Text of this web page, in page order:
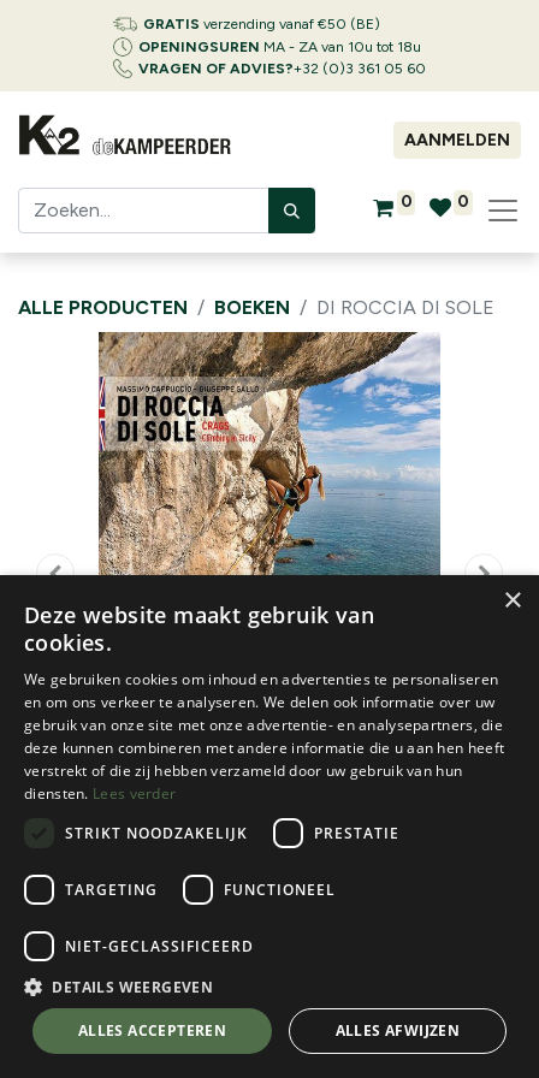
GRATIS verzending vanaf €50 (BE)
OPENINGSUREN MA - ZA van 10u tot 18u
VRAGEN OF ADVIES?+32 (0)3 361 05 60
AANMELDEN
0 0
ALLE PRODUCTEN BOEKEN DI ROCCIA DI SOLE
Cordee
Di Roccia Di Sole
€ 52,95
💬 Stel je vraag over dit product via WhatsApp
×
Deze website maakt gebruik van
cookies.
We gebruiken cookies om inhoud en advertenties te personaliseren
en om ons verkeer te analyseren. We delen ook informatie over uw
gebruik van onze site met onze advertentie- en analysepartners, die
deze kunnen combineren met andere informatie die u aan hen heeft
verstrekt of die zij hebben verzameld door uw gebruik van hun
diensten. Lees verder
STRIKT NOODZAKELIJK
PRESTATIE
TARGETING FUNCTIONEEL
NIET-GECLASSIFICEERD
DETAILS WEERGEVEN
ALLES ACCEPTEREN ALLES AFWIJZEN